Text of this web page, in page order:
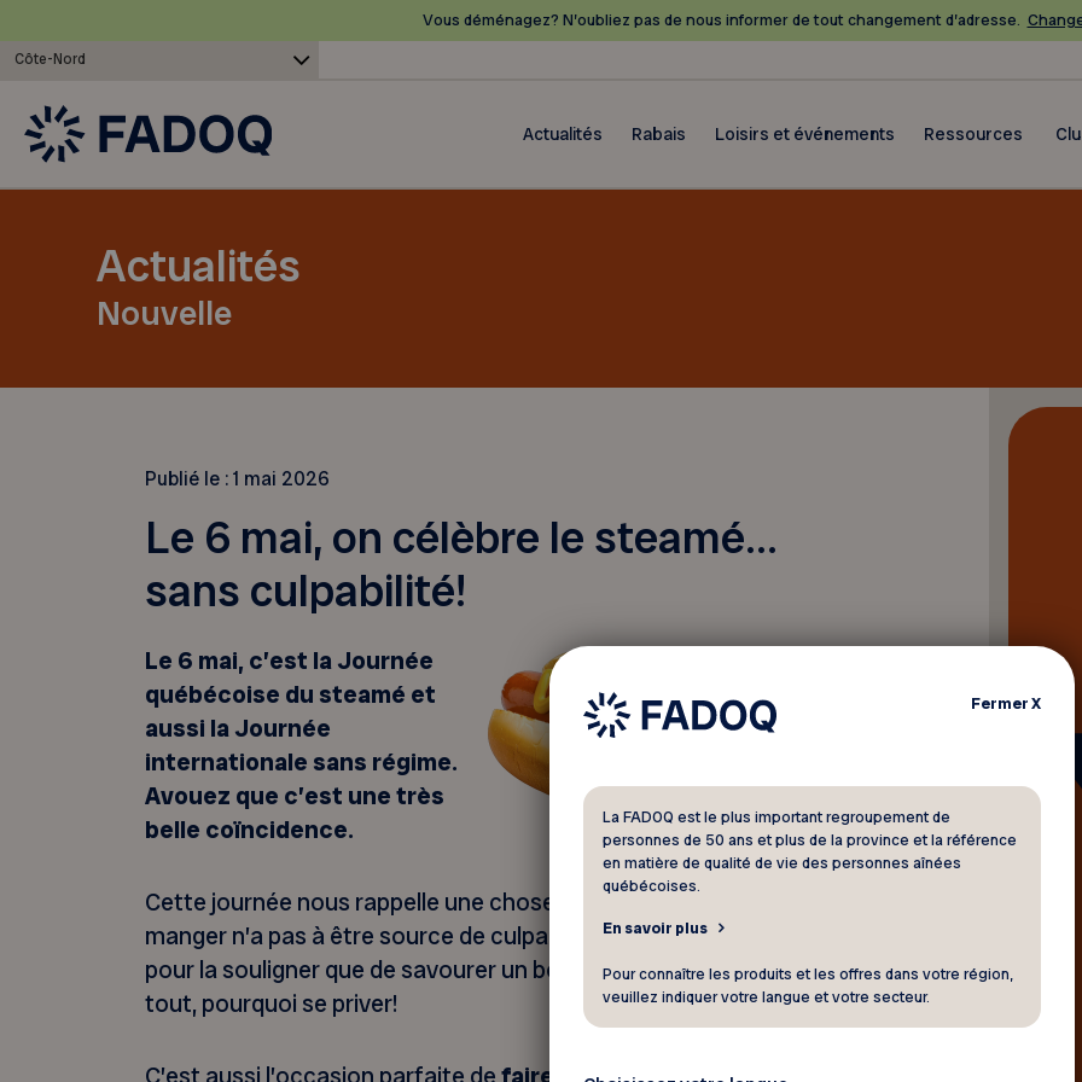
Vous déménagez? N’oubliez pas de nous informer de tout changement d’adresse.
Côte-Nord
Actualités Rabais Loisirs et événements Ressources
Actualités
Nouvelle
Publié le :1 mai 2026
Le 6 mai, on célèbre le steamé…
sans culpabilité!
Le 6 mai, c’est la Journée
québécoise du steamé et
aussi la Journée
internationale sans régime.
Avouez que c’est une très
belle coïncidence.
Cette journée nous rappelle une chose essentielle : le plaisir de
manger n’a pas à être source de culpabilité. Alors, quoi de mieux
pour la souligner que de savourer un bon hot dog steamé? Après
tout, pourquoi se priver!
FermerX
La FADOQ est le plus important regroupement de
personnes de 50 ans et plus de la province et la référence
en matière de qualité de vie des personnes aînées
québécoises.
En savoir plus
Pour connaître les produits et les offres dans votre région,
veuillez indiquer votre langue et votre secteur.